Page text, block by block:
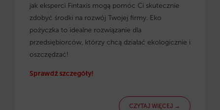
jak eksperci Fintaxis mogą pomóc Ci skutecznie
zdobyć środki na rozwój Twojej firmy. Eko
pożyczka to idealne rozwiązanie dla
przedsiębiorców, którzy chcą działać ekologicznie i
oszczędzać!
Sprawdź szczegóły!
CZYTAJ WIĘCEJ →